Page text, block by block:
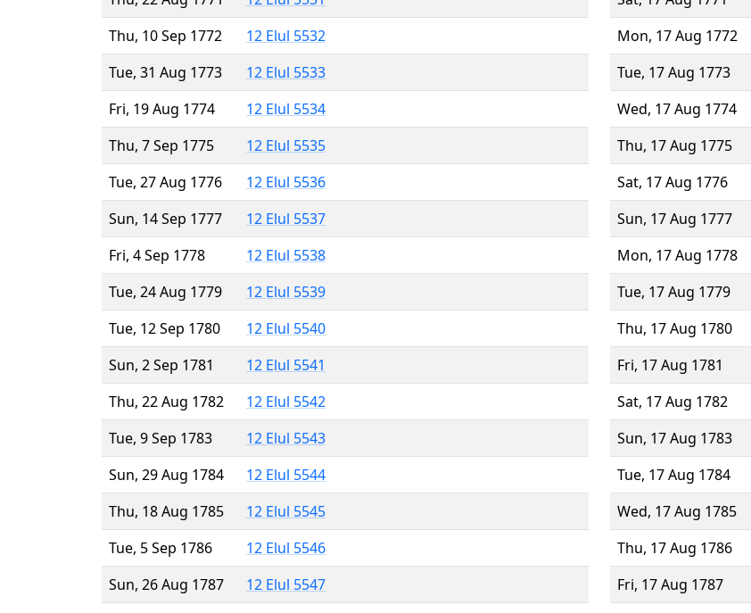
Thu, 10 Sep 1772
12 Elul 5532
Tue, 31 Aug 1773
12 Elul 5533
Fri, 19 Aug 1774
12 Elul 5534
Thu, 7 Sep 1775
12 Elul 5535
Tue, 27 Aug 1776
12 Elul 5536
Sun, 14 Sep 1777
12 Elul 5537
Fri, 4 Sep 1778
12 Elul 5538
Tue, 24 Aug 1779
12 Elul 5539
Tue, 12 Sep 1780
12 Elul 5540
Sun, 2 Sep 1781
12 Elul 5541
Thu, 22 Aug 1782
12 Elul 5542
Tue, 9 Sep 1783
12 Elul 5543
Sun, 29 Aug 1784
12 Elul 5544
Thu, 18 Aug 1785
12 Elul 5545
Tue, 5 Sep 1786
12 Elul 5546
Sun, 26 Aug 1787
12 Elul 5547
Mon, 17 Aug 1772
Tue, 17 Aug 1773
Wed, 17 Aug 1774
Thu, 17 Aug 1775
Sat, 17 Aug 1776
Sun, 17 Aug 1777
Mon, 17 Aug 1778
Tue, 17 Aug 1779
Thu, 17 Aug 1780
Fri, 17 Aug 1781
Sat, 17 Aug 1782
Sun, 17 Aug 1783
Tue, 17 Aug 1784
Wed, 17 Aug 1785
Thu, 17 Aug 1786
Fri, 17 Aug 1787